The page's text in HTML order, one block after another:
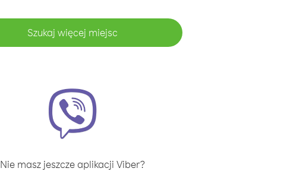
Szukaj więcej miejsc
Nie masz jeszcze aplikacji Viber?